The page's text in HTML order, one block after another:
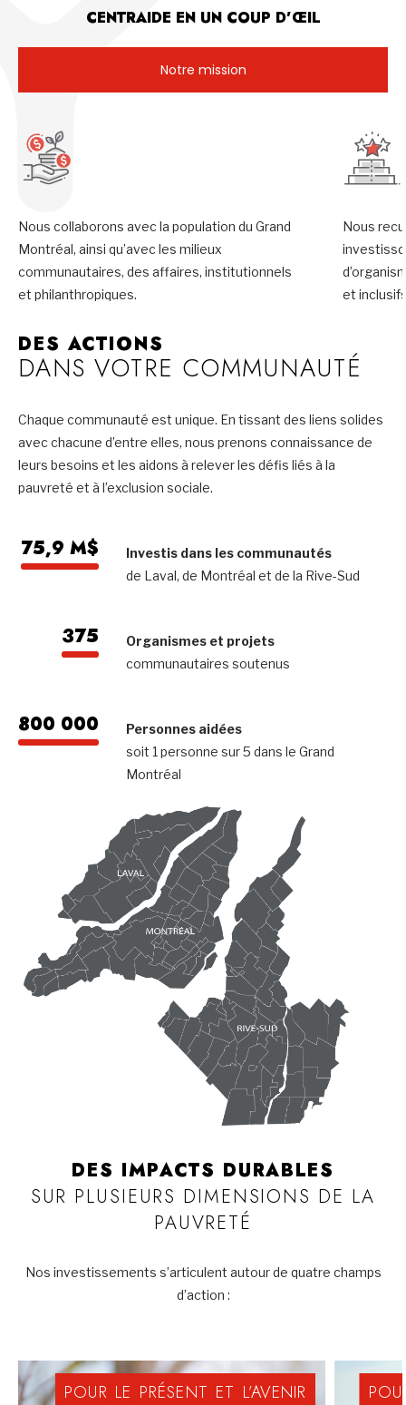
CENTRAIDE EN UN COUP D’ŒIL
Notre mission
Nous collaborons avec la population du Grand
Montréal, ainsi qu’avec les milieux
communautaires, des affaires, institutionnels
et philanthropiques.
Nous
et
DES ACTIONS
DANS VOTRE COMMUNAUTÉ
Chaque communauté est unique. En tissant des liens solides
avec chacune d’entre elles, nous prenons connaissance de
leurs besoins et les aidons à relever les défis liés à la
pauvreté et à l’exclusion sociale.
75,9 M$
Investis dans les communautés
de Laval, de Montréal et de la Rive-Sud
375
Organismes et projets
communautaires soutenus
800 000
Personnes aidées
soit 1 personne sur 5 dans le Grand
Montréal
DES IMPACTS DURABLES
SUR PLUSIEURS DIMENSIONS DE LA
PAUVRETÉ
Nos investissements s’articulent autour de quatre champs
d’action :
POUR LE PRÉSENT ET L’AVENIR